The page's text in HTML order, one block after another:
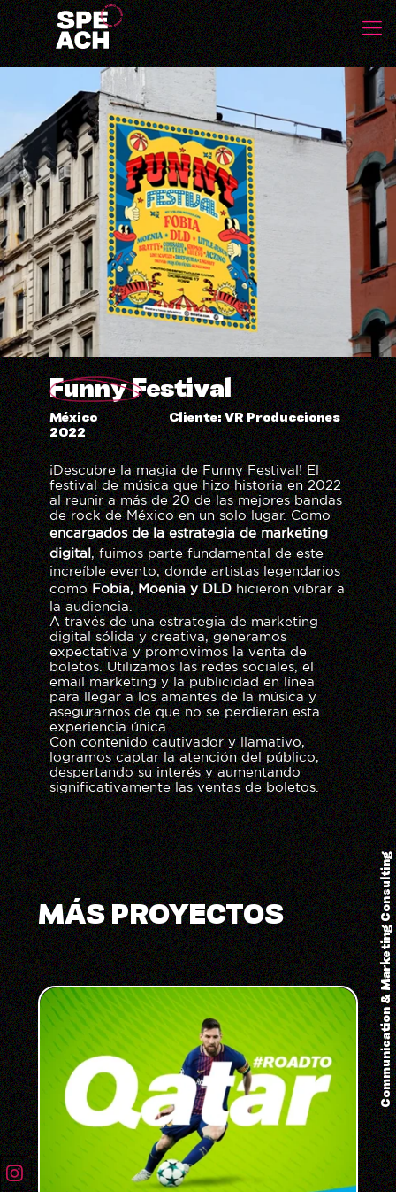
¡Descubre la magia de Funny Festival! El
festival de música que hizo historia en 2022
al reunir a más de 20 de las mejores bandas
de rock de México en un solo lugar. Como
encargados de la estrategia de marketing
digital, fuimos parte fundamental de este
increíble evento, donde artistas legendarios
comoFobia, Moenia y DLDhicieron vibrar a
la audiencia.
A través de una estrategia de marketing
digital sólida y creativa, generamos
expectativa y promovimos la venta de
boletos. Utilizamos las redes sociales, el
email marketing y la publicidad en línea
para llegar a los amantes de la música y
asegurarnos de que no se perdieran esta
experiencia única.
Con contenido cautivador y llamativo,
logramos captar la atención del público,
despertando su interés y aumentando
significativamente las ventas de boletos.
Funny Festival
2022
Cliente: VR Producciones
México
MÁS PROYECTOS Communication & Marketing Consulting